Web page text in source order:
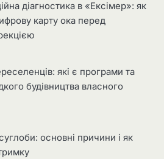
діагностика в «Ексімер»: як
карту ока перед
які є програми та
будівництва власного
основні причини і як